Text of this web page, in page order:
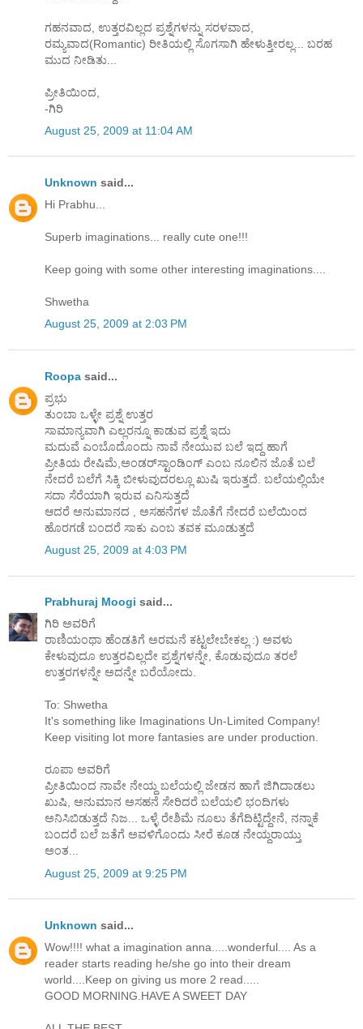
ಗಹನವಾದ, ಉತ್ತರವಿಲ್ಲದ ಪ್ರಶ್ನೆಗಳನ್ನು ಸರಳವಾದ,
ರಮ್ಯವಾದ(Romantic) ರೀತಿಯಲ್ಲಿ ಸೊಗಸಾಗಿ ಹೇಳುತ್ತೀರಲ್ಲ... ಬರಹ
ಮುದ ನೀಡಿತು...
ಪ್ರೀತಿಯಿಂದ,
-ಗಿರಿ
August 25, 2009 at 11:04 AM
Unknown said...
Hi Prabhu...
Superb imaginations... really cute one!!!
Keep going with some other interesting imaginations....
Shwetha
August 25, 2009 at 2:03 PM
Roopa said...
ಪ್ರಭು
ತುಂಬಾ ಒಳ್ಳೇ ಪ್ರಶ್ನೆ ಉತ್ತರ
ಸಾಮಾನ್ಯವಾಗಿ ಎಲ್ಲರನ್ನೂ ಕಾಡುವ ಪ್ರಶ್ನೆ ಇದು
ಮದುವೆ ಎಂಬೊದೊಂದು ನಾವೆ ನೇಯುವ ಬಲೆ ಇದ್ದ ಹಾಗೆ
ಪ್ರೀತಿಯ ರೇಷಿಮೆ,ಅಂಡರ್‌ಸ್ಟಾಂಡಿಂಗ್ ಎಂಬ ನೂಲಿನ ಜೊತೆ ಬಲೆ
ನೇದರೆ ಬಲೆಗೆ ಸಿಕ್ಕಿ ಬೀಳುವುದರಲ್ಲೂ ಖುಷಿ ಇರುತ್ತದೆ. ಬಲೆಯಲ್ಲಿಯೇ
ಸದಾ ಸೆರೆಯಾಗಿ ಇರುವ ಎನಿಸುತ್ತದೆ
ಆದರೆ ಅನುಮಾನದ , ಅಸಹನೆಗಳ ಜೊತೆಗೆ ನೇದರೆ ಬಲೆಯಿಂದ
ಹೊರಗಡೆ ಬಂದರೆ ಸಾಕು ಎಂಬ ತವಕ ಮೂಡುತ್ತದೆ
August 25, 2009 at 4:03 PM
Prabhuraj Moogi said...
ಗಿರಿ ಅವರಿಗೆ
ರಾಣಿಯಂಥಾ ಹೆಂಡತಿಗೆ ಅರಮನೆ ಕಟ್ಟಲೇಬೇಕಲ್ಲ :) ಅವಳು
ಕೇಳುವುದೂ ಉತ್ತರವಿಲ್ಲದೇ ಪ್ರಶ್ನೆಗಳನ್ನೇ, ಕೊಡುವುದೂ ತರಲೆ
ಉತ್ತರಗಳನ್ನೇ ಅದನ್ನೇ ಬರೆಯೋದು.
To: Shwetha
It's something like Imaginations Un-Limited Company!
Keep visiting lot more fantasies are under production.
ರೂಪಾ ಅವರಿಗೆ
ಪ್ರೀತಿಯಿಂದ ನಾವೇ ನೇಯ್ದ ಬಲೆಯಲ್ಲಿ ಜೇಡನ ಹಾಗೆ ಜಿಗಿದಾಡಲು
ಖುಷಿ, ಅನುಮಾನ ಅಸಹನೆ ಸೇರಿದರೆ ಬಲೆಯಲಿ ಭಂದಿಗಳು
ಅನಿಸಿಬಿಡುತ್ತದೆ ನಿಜ... ಒಳ್ಳೆ ರೇಶಿಮೆ ನೂಲು ತೆಗೆದಿಟ್ಟಿದ್ದೇನೆ, ನನ್ನಾಕೆ
ಬಂದರೆ ಬಲೆ ಜತೆಗೆ ಅವಳಿಗೊಂದು ಸೀರೆ ಕೂಡ ನೇಯ್ದರಾಯ್ತು
ಅಂತ...
August 25, 2009 at 9:25 PM
Unknown said...
Wow!!!! what a imagination anna.....wonderful.... As a
reader starts reading he/she go into their dream
world....Keep on giving us more 2 read.....
GOOD MORNING.HAVE A SWEET DAY